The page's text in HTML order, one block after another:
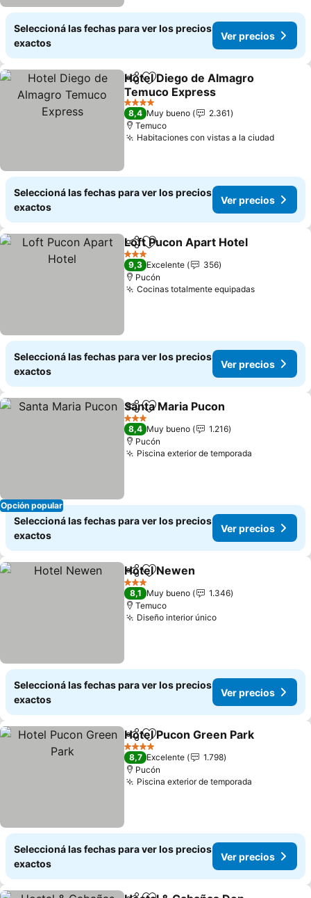
Seleccioná las fechas para ver los precios
exactos
Ver precios
CompartirAñadir a favoritos
Hotel Diego de Almagro
Temuco Express
4 Estrellas
8,4 Muy bueno
2.361
Temuco
Habitaciones con vistas a la ciudad
Seleccioná las fechas para ver los precios
exactos
Ver precios
CompartirAñadir a favoritos
Loft Pucon Apart Hotel
3 Estrellas
9,3 Excelente
356
Pucón
Cocinas totalmente equipadas
Seleccioná las fechas para ver los precios
exactos
Ver precios
Opción popular
CompartirAñadir a favoritos
Santa Maria Pucon
3 Estrellas
8,4 Muy bueno
1.216
Pucón
Piscina exterior de temporada
Seleccioná las fechas para ver los precios
exactos
Ver precios
CompartirAñadir a favoritos
Hotel Newen
3 Estrellas
8,1 Muy bueno
1.346
Temuco
Diseño interior único
Seleccioná las fechas para ver los precios
exactos
Ver precios
CompartirAñadir a favoritos
Hotel Pucon Green Park
4 Estrellas
8,7 Excelente
1.798
Pucón
Piscina exterior de temporada
Seleccioná las fechas para ver los precios
exactos
Ver precios